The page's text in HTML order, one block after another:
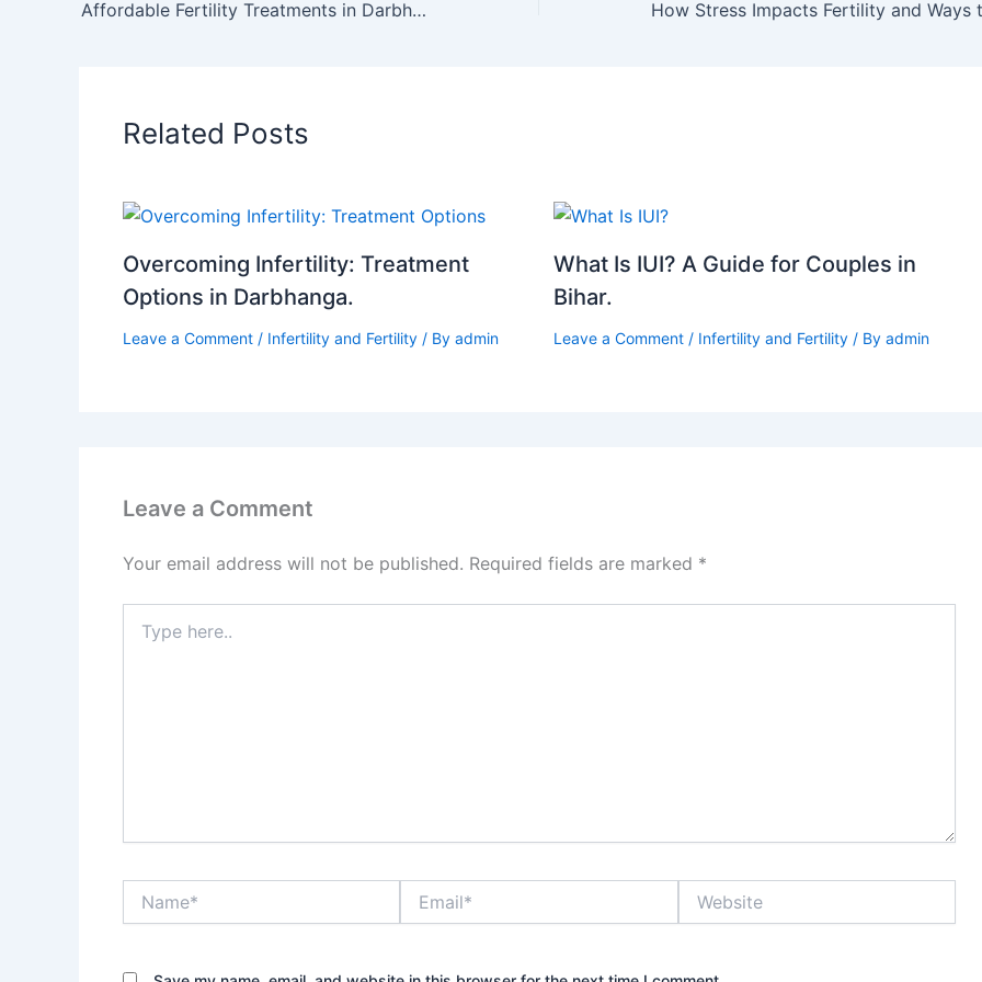
Affordable Fertility Treatments in Darbhanga: What to Expect.
Related Posts
Overcoming Infertility: Treatment
Options in Darbhanga.
Leave a Comment / Infertility and Fertility / By admin
What Is IUI? A Guide for Couples in
Bihar.
Leave a Comment / Infertility and Fertility/ By admin
Leave a Comment
Your email address will not be published. Required fields are marked *
here..